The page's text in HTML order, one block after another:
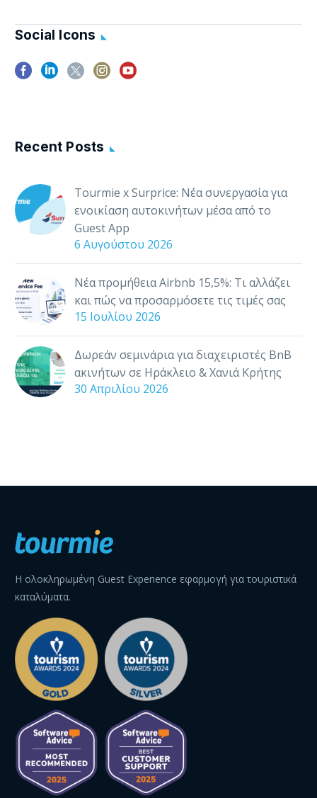
να σας βοηθάει να
Social Icons
Recent Posts
Tourmie x Surprice: Νέα συνεργασία για
ενοικίαση αυτοκινήτων μέσα από το
Guest App
6 Αυγούστου 2026
Νέα προμήθεια Airbnb 15,5%: Τι αλλάζει
και πώς να προσαρμόσετε τις τιμές σας
15 Ιουλίου 2026
Δωρεάν σεμινάρια για διαχειριστές BnB
ακινήτων σε Ηράκλειο & Χανιά Κρήτης
30 Απριλίου 2026
Η ολοκληρωμένη Guest Experience εφαρμογή για τουριστικά
καταλύματα.